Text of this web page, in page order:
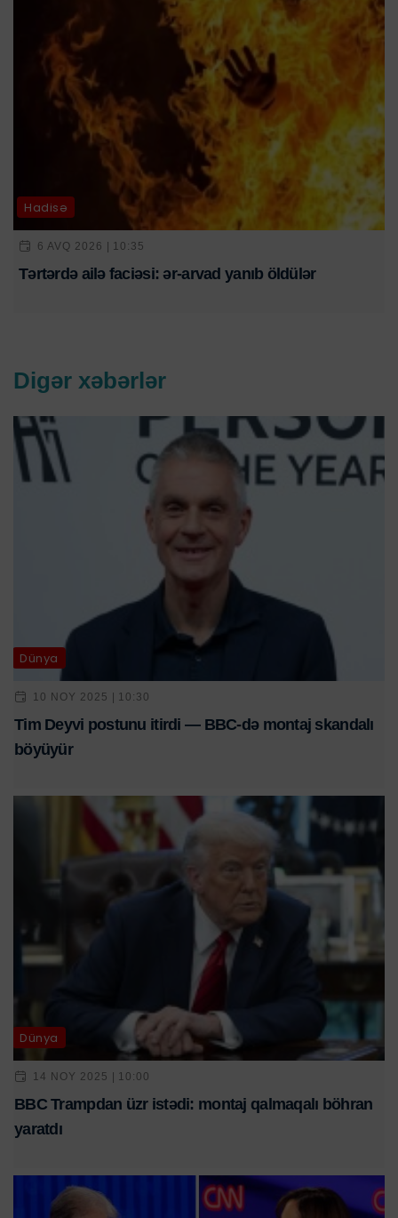
Hadisə
6 AVQ 2026 | 10:35
Tərtərdə ailə faciəsi: ər-arvad yanıb öldülər
Digər xəbərlər
Dünya
10 NOY 2025 | 10:30
Tim Deyvi postunu itirdi — BBC-də montaj skandalı
böyüyür
Dünya
14 NOY 2025 | 10:00
BBC Trampdan üzr istədi: montaj qalmaqalı böhran
yaratdı